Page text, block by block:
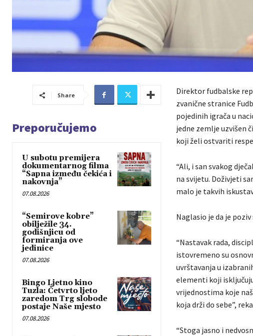
Share
Preporučujemo
U subotu premijera
dokumentarnog filma
“Sapna između čekića i
nakovnja”
07.08.2026
“Semirove kobre”
obilježile 34.
godišnjicu od
formiranja ove
jedinice
07.08.2026
Bingo Ljetno kino
Tuzla: Četvrto ljeto
zaredom Trg slobode
postaje Naše mjesto
07.08.2026
Direktor fudbalske
zvanične stranice
pojedinih igrača u
jedne zemlje uzvišen
koji želi ostvariti
“Ali, i san svakog
na svijetu. Doživjeti
malo je takvih
Naglasio je da je
“Nastavak rada,
istovremeno su
uvrštavanja u
elementi koji
vrijednostima koje
koja drži do sebe”,
“Stoga jasno i